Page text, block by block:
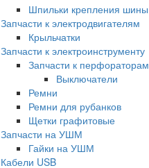
Шпильки крепления шины
Запчасти к электродвигателям
Крыльчатки
Запчасти к электроинструменту
Запчасти к перфораторам
Выключатели
Ремни
Ремни для рубанков
Щетки графитовые
Запчасти на УШМ
Гайки на УШМ
Кабели USB